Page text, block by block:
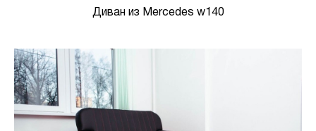
Диван из Mercedes w140